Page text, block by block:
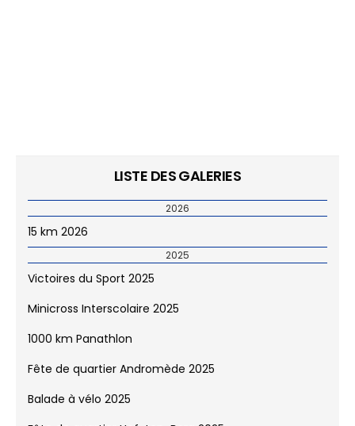
LISTE DES GALERIES
2026
Victoires du Sport 2025
Minicross Interscolaire 2025